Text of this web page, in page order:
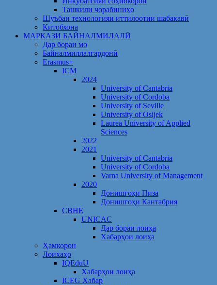
Ташкили чорабиниҳо
Шуъбаи технологияи иттилоотии шабакавӣ
Китобхона
МАРКАЗИ БАЙНАЛМИЛАЛӢ
Дар бораи мо
Байналмиллалгардонӣ
Erasmus+
ICM
2024
University of Cantabria
University of Cordoba
University of Seville
University of Osijek
Laurea University of Applied
Sciences
2022
2021
University of Cantabria
University of Cordoba
Varna University of Management
2020
Донишгоҳи Пиза
Донишгоҳи Кантабрия
CBHE
UNICAC
Дар бораи лоиҳа
Хабарҳои лоиҳа
Ҳамкорон
Лоихаҳо
IQEduU
Хабарҳои лоиҳа
ICEG Хабар